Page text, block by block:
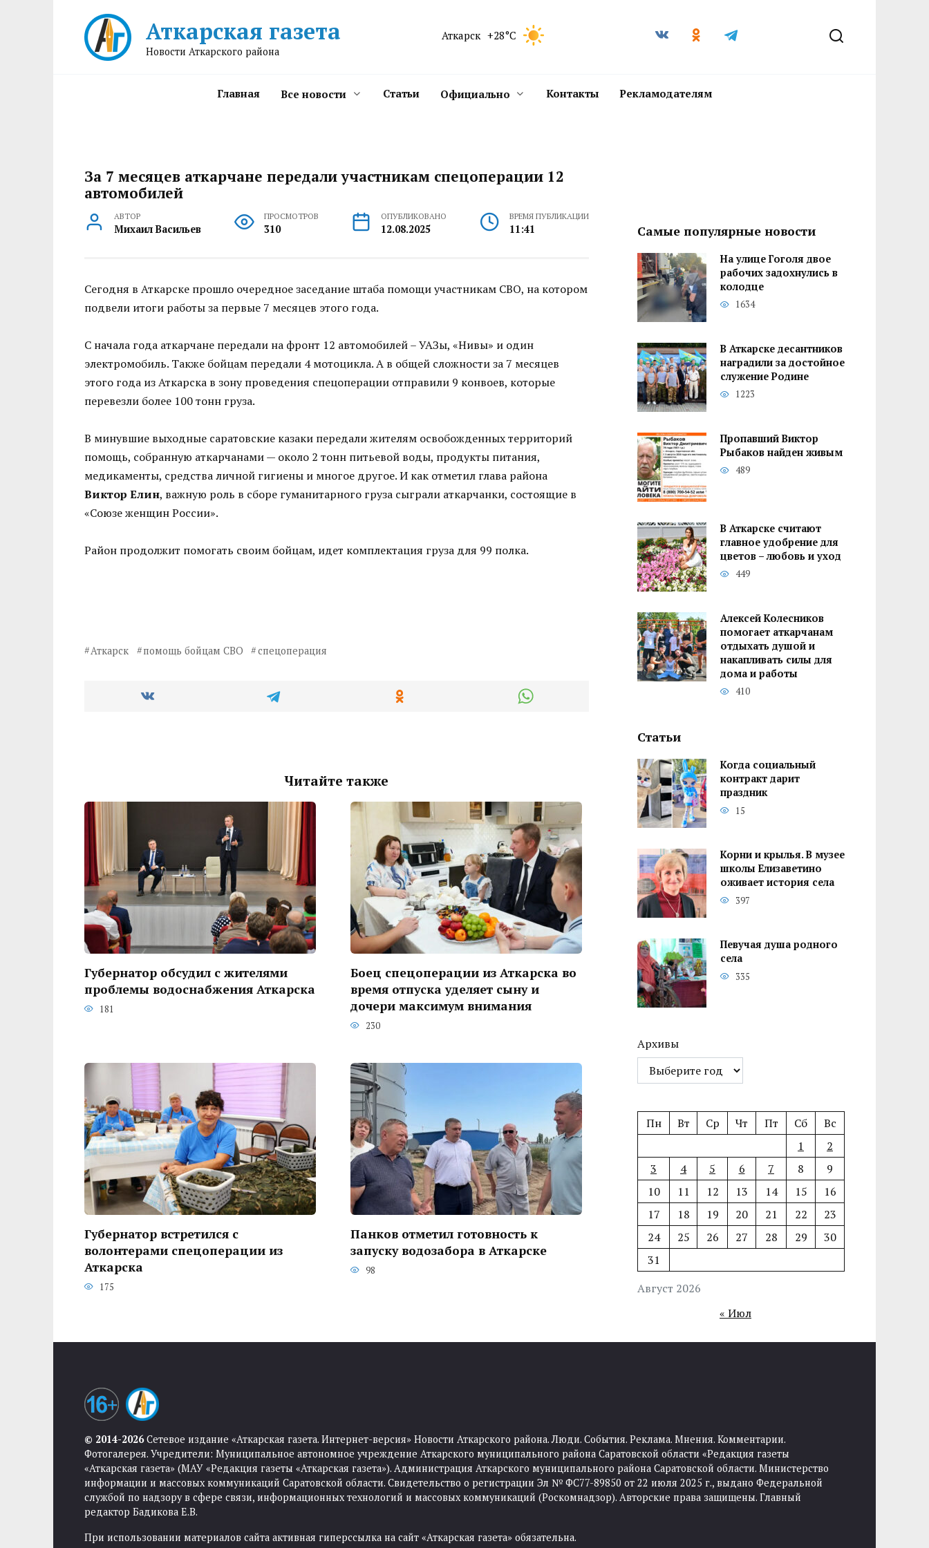
Аткарская газета
Новости Аткарского района
Аткарск +28°C
Главная Все новости Статьи Официально Контакты Рекламодателям
За 7 месяцев аткарчане передали участникам спецоперации 12
автомобилей
АВТОР
Михаил Васильев
ПРОСМОТРОВ
310
ОПУБЛИКОВАНО
12.08.2025
ВРЕМЯ ПУБЛИКАЦИИ
11:41
Сегодня в Аткарске прошло очередное заседание штаба помощи участникам СВО, на котором
подвели итоги работы за первые 7 месяцев этого года.
С начала года аткарчане передали на фронт 12 автомобилей – УАЗы, «Нивы» и один
электромобиль. Также бойцам передали 4 мотоцикла. А в общей сложности за 7 месяцев
этого года из Аткарска в зону проведения спецоперации отправили 9 конвоев, которые
перевезли более 100 тонн груза.
В минувшие выходные саратовские казаки передали жителям освобожденных территорий
помощь, собранную аткарчанами — около 2 тонн питьевой воды, продукты питания,
медикаменты, средства личной гигиены и многое другое. И как отметил глава района
Виктор Елин, важную роль в сборе гуманитарного груза сыграли аткарчанки, состоящие в
«Союзе женщин России».
Район продолжит помогать своим бойцам, идет комплектация груза для 99 полка.
Аткарск помощь бойцам СВО спецоперация
Читайте также
Губернатор обсудил с жителями
проблемы водоснабжения Аткарска
181
Боец спецоперации из Аткарска во
время отпуска уделяет сыну и
дочери максимум внимания
230
Губернатор встретился с
волонтерами спецоперации из
Аткарска
175
Панков отметил готовность к
запуску водозабора в Аткарске
98
Самые популярные новости
На улице Гоголя двое
рабочих задохнулись в
колодце
1634
В Аткарске десантников
наградили за достойное
служение Родине
1223
Пропавший Виктор
Рыбаков найден живым
489
В Аткарске считают
главное удобрение для
цветов – любовь и уход
449
Алексей Колесников
помогает аткарчанам
отдыхать душой и
накапливать силы для
дома и работы
410
Статьи
Когда социальный
контракт дарит
праздник
15
Корни и крылья. В музее
школы Елизаветино
оживает история села
397
Певучая душа родного
села
335
Архивы
Август 2026
Пн Вт Ср Чт Пт Сб
Вс
1
2
3
4 5 6 7 8
9
10
11 12 13 14 15
16
17
18 19 20 21 22
23
24
25 26 27 28 29
30
31
« Июл
© 2014-2026Сетевое издание «Аткарская газета. Интернет-версия» Новости Аткарского района. Люди. События. Реклама. Мнения. Комментарии.
Фотогалерея. Учредители: Муниципальное автономное учреждение Аткарского муниципального района Саратовской области «Редакция газеты
«Аткарская газета» (МАУ «Редакция газеты «Аткарская газета»). Администрация Аткарского муниципального района Саратовской области. Министерство
информации и массовых коммуникаций Саратовской области. Свидетельство о регистрации Эл № ФС77-89850 от 22 июля 2025 г., выдано Федеральной
службой по надзору в сфере связи, информационных технологий и массовых коммуникаций (Роскомнадзор). Авторские права защищены. Главный
редактор Бадикова Е.В.
При использовании материалов сайта активная гиперссылка на сайт «Аткарская газета» обязательна.